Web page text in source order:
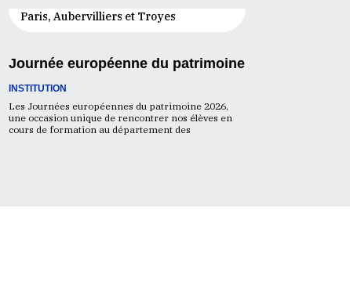
Paris, Aubervilliers et Troyes
Journée européenne du patrimoine
INSTITUTION
Les Journées européennes du patrimoine 2026,
une occasion unique de rencontrer nos élèves en
cours de formation au département des